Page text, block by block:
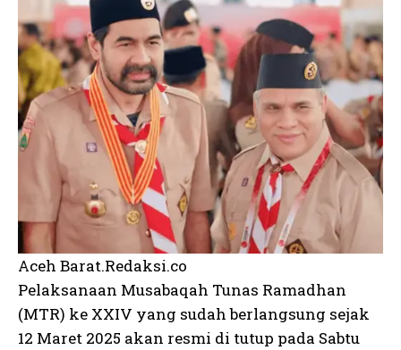
Aceh Barat.Redaksi.co
Pelaksanaan Musabaqah Tunas Ramadhan
(MTR) ke XXIV yang sudah berlangsung sejak
12 Maret 2025 akan resmi di tutup pada Sabtu